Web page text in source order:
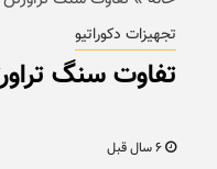
تجهیزات دکوراتیو
تفاوت سنگ